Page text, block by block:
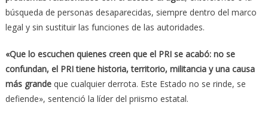
búsqueda de personas desaparecidas, siempre dentro del marco
legal y sin sustituir las funciones de las autoridades.
«Que lo escuchen quienes creen que el PRI se acabó: no se
confundan, el PRI tiene historia, territorio, militancia y una causa
más grandeque cualquier derrota. Este Estado no se rinde, se
defiende», sentenció la líder del priismo estatal.